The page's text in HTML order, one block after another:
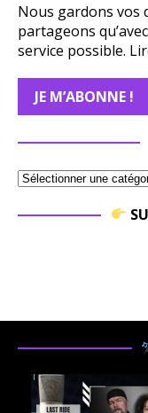
Nous gardons vos
partageons
service possible.